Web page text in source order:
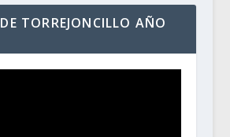
TORREJONCILLO AÑO